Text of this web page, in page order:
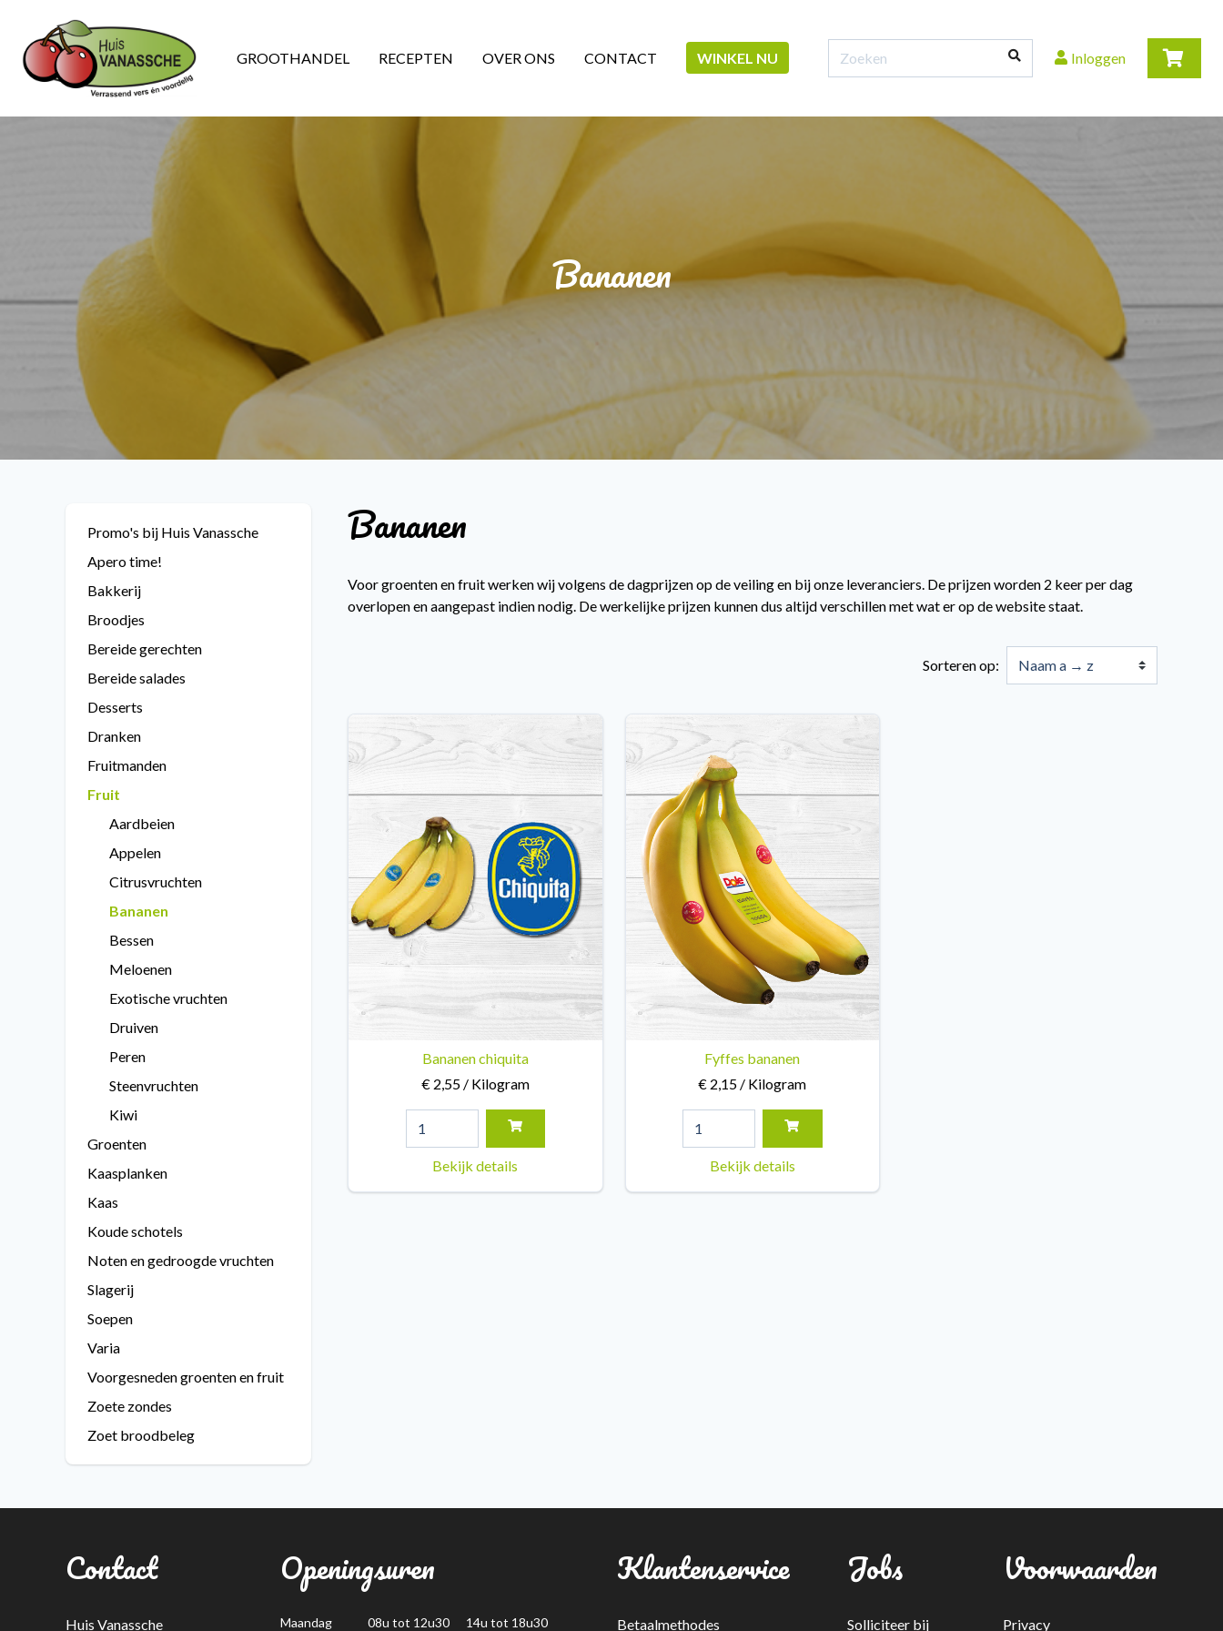
GROOTHANDEL RECEPTEN OVER ONS CONTACT WINKEL NU Inloggen
Bananen
Promo's bij Huis Vanassche
Apero time!
Bakkerij
Broodjes
Bereide gerechten
Bereide salades
Desserts
Dranken
Fruitmanden
Fruit
Aardbeien
Appelen
Citrusvruchten
Bananen
Bessen
Meloenen
Exotische vruchten
Druiven
Peren
Steenvruchten
Kiwi
Groenten
Kaasplanken
Kaas
Koude schotels
Noten en gedroogde vruchten
Slagerij
Soepen
Varia
Voorgesneden groenten en fruit
Zoete zondes
Zoet broodbeleg
Bananen
Voor groenten en fruit werken wij volgens de dagprijzen op de veiling en bij onze leveranciers. De prijzen worden 2 keer per dag
overlopen en aangepast indien nodig. De werkelijke prijzen kunnen dus altijd verschillen met wat er op de website staat.
Sorteren op:
Bananen chiquita
€ 2,55 / Kilogram
Bekijk details
Fyffes bananen
€ 2,15 / Kilogram
Bekijk details
Contact
Huis Vanassche
Openingsuren
Maandag 08u tot 12u30 14u tot 18u30
Klantenservice
Betaalmethodes
Jobs
Solliciteer bij
Voorwaarden
Privacy